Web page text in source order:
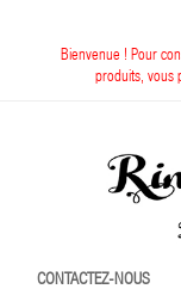
Bienvenue ! Pour
produits, vous
CONTACTEZ-NOUS